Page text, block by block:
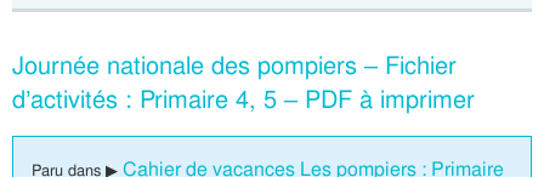
Journée nationale des pompiers – Fichier
d’activités : Primaire 4, 5 – PDF à imprimer
Paru dans ▶ Cahier de vacances Les pompiers : Primaire